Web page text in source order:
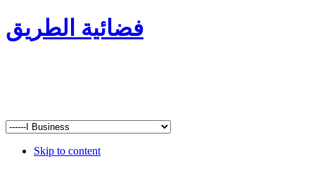
فضائية الطريق
Skip to content